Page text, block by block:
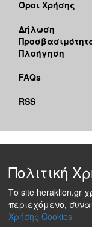
Όροι Χρήσης
Δήλωση
Πλοήγηση
FAQs
RSS
Πολιτική
Το site heraklion.gr
περιεχόμενο,
Χρήσης Cookies